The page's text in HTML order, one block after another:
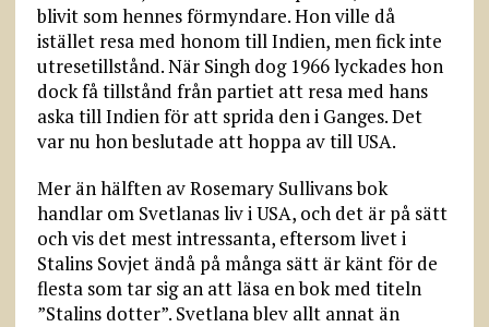
blivit som hennes förmyndare. Hon ville då
istället resa med honom till Indien, men fick inte
utresetillstånd. När Singh dog 1966 lyckades hon
dock få tillstånd från partiet att resa med hans
aska till Indien för att sprida den i Ganges. Det
var nu hon beslutade att hoppa av till USA.
Mer än hälften av Rosemary Sullivans bok
handlar om Svetlanas liv i USA, och det är på sätt
och vis det mest intressanta, eftersom livet i
Stalins Sovjet ändå på många sätt är känt för de
flesta som tar sig an att läsa en bok med titeln
”Stalins dotter”. Svetlana blev allt annat än